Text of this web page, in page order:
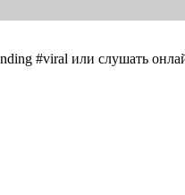
#viral или слушать